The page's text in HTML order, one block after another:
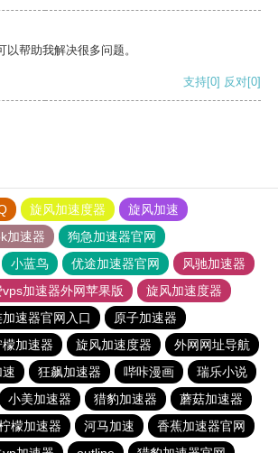
帮助我解决很多问题。
支持[0] 反对[0]
旋风加速度器
旋风加速
加速器
狗急加速器官网
小蓝鸟 优途加速器官网
风驰加速器
加速器外网苹果版
旋风加速度器
速器官网入口
原子加速器
加速器 旋风加速度器
外网网址导航
狂飙加速器 哔咔漫画
瑞乐小说
小美加速器 猎豹加速器
蘑菇加速器
檬加速器 河马加速
香蕉加速器官网